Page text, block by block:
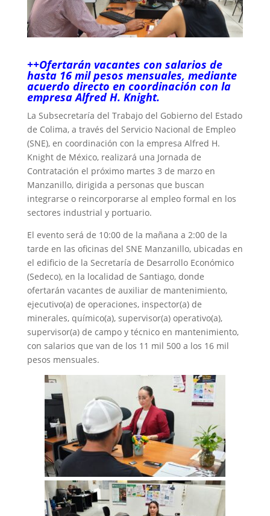
++Ofertarán vacantes con salarios de
hasta 16 mil pesos mensuales, mediante
acuerdo directo en coordinación con la
empresa Alfred H. Knight.
La Subsecretaría del Trabajo del Gobierno del Estado
de Colima, a través del Servicio Nacional de Empleo
(SNE), en coordinación con la empresa Alfred H.
Knight de México, realizará una Jornada de
Contratación el próximo martes 3 de marzo en
Manzanillo, dirigida a personas que buscan
integrarse o reincorporarse al empleo formal en los
sectores industrial y portuario.
El evento será de 10:00 de la mañana a 2:00 de la
tarde en las oficinas del SNE Manzanillo, ubicadas en
el edificio de la Secretaría de Desarrollo Económico
(Sedeco), en la localidad de Santiago, donde
ofertarán vacantes de auxiliar de mantenimiento,
ejecutivo(a) de operaciones, inspector(a) de
minerales, químico(a), supervisor(a) operativo(a),
supervisor(a) de campo y técnico en mantenimiento,
con salarios que van de los 11 mil 500 a los 16 mil
pesos mensuales.